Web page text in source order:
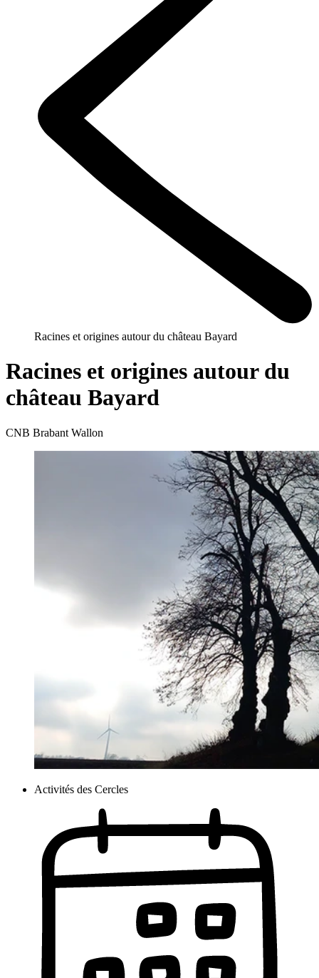
Racines et origines autour du château Bayard
Racines et origines autour du
château Bayard
CNB Brabant Wallon
Activités des Cercles